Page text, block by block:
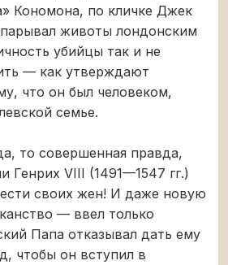
Кономона, по кличке Джек
животы лондонским
убийцы так и не
— как утверждают
что он был человеком,
семье.
то совершенная правда,
Генрих VIII (1491—1547 гг.)
своих жен! И даже новую
— ввел только
Папа отказывал дать ему
чтобы он вступил в